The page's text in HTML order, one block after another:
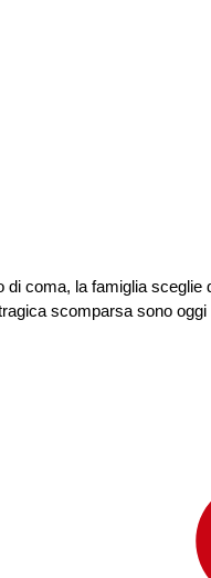
di coma, la famiglia
scomparsa sono